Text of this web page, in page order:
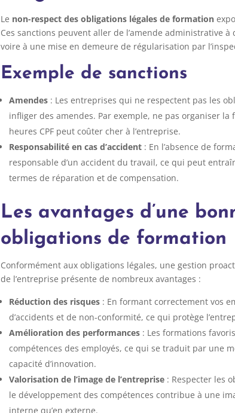
Le non-respect des obligations légales de formation
Ces sanctions peuvent aller de l’amende administrative
voire à une mise en demeure de régularisation par
Exemple de sanctions
Amendes : Les entreprises qui ne respectent pas les
infliger des amendes. Par exemple, ne pas organiser la
heures CPF peut coûter cher à l’entreprise.
Responsabilité en cas d’accident : En l’absence de
responsable d’un accident du travail, ce qui peut
termes de réparation et de compensation.
Les avantages d’une
obligations de formation
Conformément aux obligations légales, une gestion
de l’entreprise présente de nombreux avantages :
Réduction des risques : En formant correctement vos
d’accidents et de non-conformité, ce qui protège
Amélioration des performances : Les formations
compétences des employés, ce qui se traduit par une
capacité d’innovation.
Valorisation de l’image de l’entreprise : Respecter les
le développement des compétences contribue à une
interne qu’en externe.